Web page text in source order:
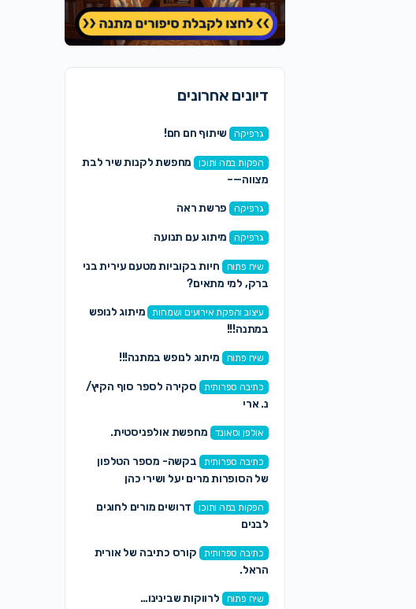
דיונים אחרונים
גרפיקה שיתוף חם חם!
הפקות במה ותוכן
מחפשת לקנות שיר לבת
מצווה—–
גרפיקה פרשת ראה
גרפיקה מיתוג עם תנועה
שיח פתוח
חיות בקוביות מטעם עירית בני
ברק, למי מתאים?
עיצוב והפקת אירועים ושמחות
מיתוג לנופש
במתנה!!!
שיח פתוח מיתוג לנופש במתנה!!!
כתיבה ספרותית
סקירה לספר סוף הקיץ/
נ. ארי
אולפן וסאונד מחפשת אולפניסטית.
כתיבה ספרותית
בקשה- מספר הטלפון
של הסופרות מרים יעל ושירי כהן
הפקות במה ותוכן
דרושים מורים לחוגים
לבנים
כתיבה ספרותית
קורס כתיבה של אורית
הראל.
שיח פתוח לרווקות שבינינו…